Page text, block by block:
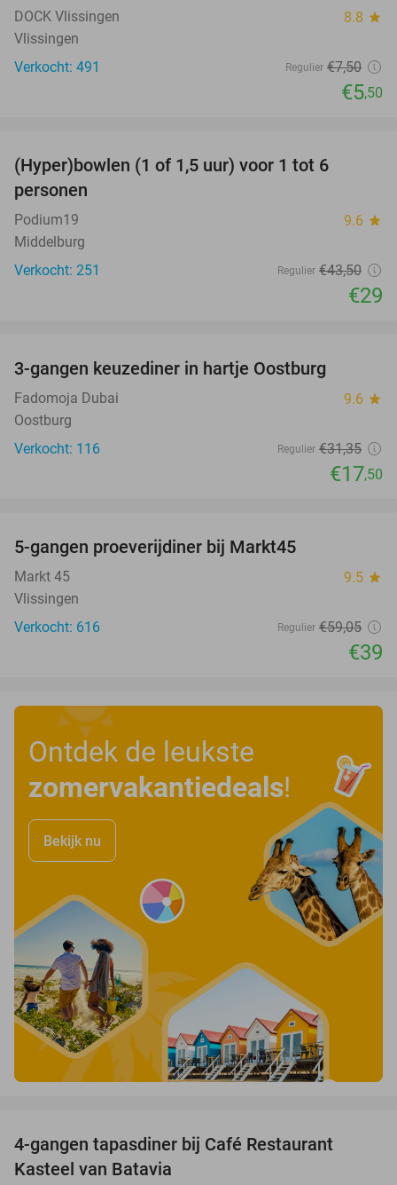
DOCK Vlissingen 8.8 star
Vlissingen
Verkocht: 491
Regulier €7,50
€5,50
(Hyper)bowlen (1 of 1,5 uur) voor 1 tot 6
personen
Podium19 9.6 star
Middelburg
Verkocht: 251
Regulier €43,50
€29
3-gangen keuzediner in hartje Oostburg
Fadomoja Dubai 9.6 star
Oostburg
Verkocht: 116
Regulier €31,35
€17,50
5-gangen proeverijdiner bij Markt45
Markt 45 9.5 star
Vlissingen
Verkocht: 616
Regulier €59,05
€39
Ontdek de leukste
zomervakantiedeals!
Bekijk nu
4-gangen tapasdiner bij Café Restaurant
Kasteel van Batavia